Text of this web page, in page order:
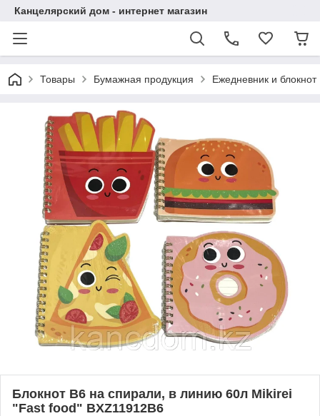
Канцелярский дом - интернет магазин
Товары Бумажная продукция Ежедневник и блокнот
Блокнот В6 на спирали, в линию 60л Mikirei
"Fast food" BXZ11912B6